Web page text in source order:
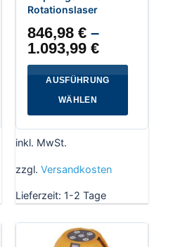
Rotationslaser
846,98€ –
1.093,99€
AUSFÜHRUNG
WÄHLEN
Produkt
mehrere
auf.
Optionen
können
inkl. MwSt.
zzgl. Versandkosten
Lieferzeit: 1-2 Tage